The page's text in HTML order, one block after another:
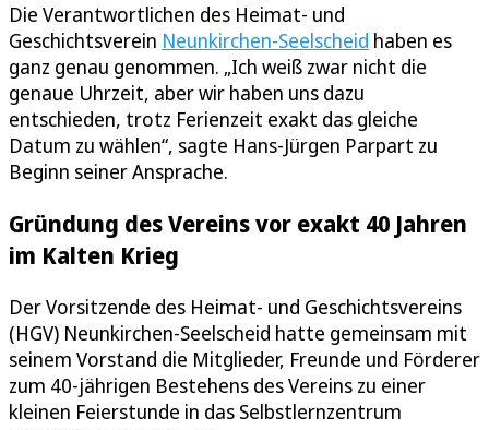
Die Verantwortlichen des Heimat- und
Geschichtsverein Neunkirchen-Seelscheid haben es
ganz genau genommen. „Ich weiß zwar nicht die
genaue Uhrzeit, aber wir haben uns dazu
entschieden, trotz Ferienzeit exakt das gleiche
Datum zu wählen“, sagte Hans-Jürgen Parpart zu
Beginn seiner Ansprache.
Gründung des Vereins vor exakt 40 Jahren
im Kalten Krieg
Der Vorsitzende des Heimat- und Geschichtsvereins
(HGV) Neunkirchen-Seelscheid hatte gemeinsam mit
seinem Vorstand die Mitglieder, Freunde und Förderer
zum 40-jährigen Bestehens des Vereins zu einer
kleinen Feierstunde in das Selbstlernzentrum